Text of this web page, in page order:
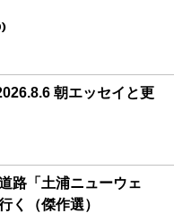
朝エッセイと更
路「土浦ニューウェ
く（傑作選）